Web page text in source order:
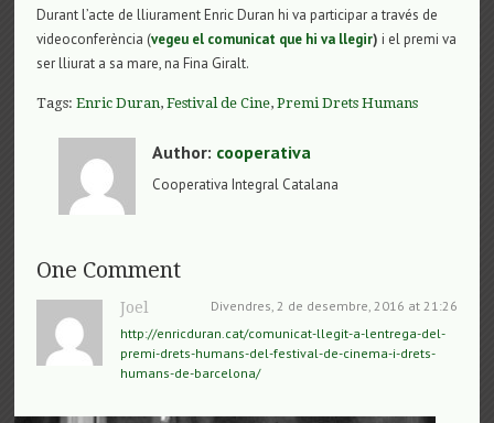
Durant l’acte de lliurament Enric Duran hi va participar a través de
videoconferència (vegeu el comunicat que hi va llegir) i el premi va
ser lliurat a sa mare, na Fina Giralt.
Tags:Enric Duran,Festival de Cine,Premi Drets Humans
Author: cooperativa
Cooperativa Integral Catalana
One Comment
Joel
Divendres, 2 de desembre, 2016 at 21:26
http://enricduran.cat/comunicat-llegit-a-lentrega-del-
premi-drets-humans-del-festival-de-cinema-i-drets-
humans-de-barcelona/